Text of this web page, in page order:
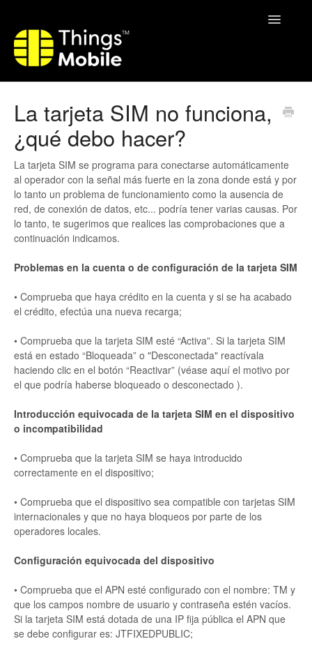
Toggle
La tarjeta SIM no funciona,
¿qué debo hacer?
La tarjeta SIM se programa para conectarse automáticamente
al operador con la señal más fuerte en la zona donde está y por
lo tanto un problema de funcionamiento como la ausencia de
red, de conexión de datos, etc... podría tener varias causas. Por
lo tanto, te sugerimos que realices las comprobaciones que a
continuación indicamos.
Problemas en la cuenta o de configuración de la tarjeta SIM
• Comprueba que haya crédito en la cuenta y si se ha acabado
el crédito, efectúa una nueva recarga;
• Comprueba que la tarjeta SIM esté “Activa”. Si la tarjeta SIM
está en estado “Bloqueada” o "Desconectada" reactívala
haciendo clic en el botón “Reactivar” (véase aquí el motivo por
el que podría haberse bloqueado o desconectado ).
Introducción equivocada de la tarjeta SIM en el dispositivo
o incompatibilidad
• Comprueba que la tarjeta SIM se haya introducido
correctamente en el dispositivo;
• Comprueba que el dispositivo sea compatible con tarjetas SIM
internacionales y que no haya bloqueos por parte de los
operadores locales.
Configuración equivocada del dispositivo
• Comprueba que el APN esté configurado con el nombre: TM y
que los campos nombre de usuario y contraseña estén vacíos.
Si la tarjeta SIM está dotada de una IP fija pública el APN que
se debe configurar es: JTFIXEDPUBLIC;